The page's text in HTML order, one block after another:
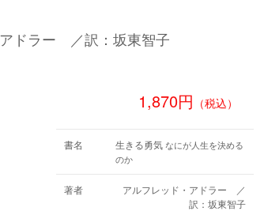
ドラー ／訳：坂東智子
1,870円 （税込）
書名 生きる勇気なにが人生を決める
のか
著者
アルフレッド・アドラー ／
訳：坂東智子